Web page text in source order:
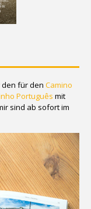
für den Camino
Português mit
sind ab sofort im